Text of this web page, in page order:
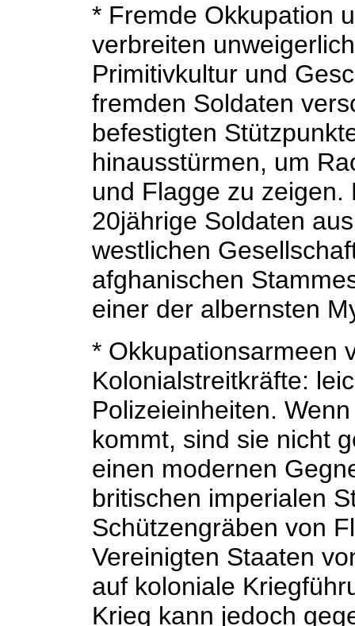
* Fremde Okkupation
verbreiten
Primitivkultur und
fremden Soldaten
befestigten
hinausstürmen, um
und Flagge zu zeigen.
20jährige Soldaten
westlichen
afghanischen
einer der albernsten
* Okkupationsarmeen
Kolonialstreitkräfte:
Polizeieinheiten.
kommt, sind sie nicht
einen modernen
britischen imperialen
Schützengräben von
Vereinigten Staaten
auf koloniale
Krieg kann jedoch